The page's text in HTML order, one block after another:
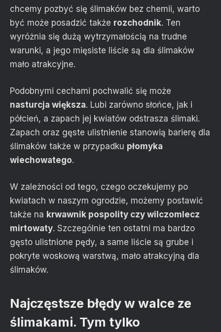
chcemy pozbyć się ślimaków bez chemii, warto
być może posadzić także rozchodnik. Ten
wyróżnia się dużą wytrzymałością na trudne
warunki, a jego mięsiste liście są dla ślimaków
mało atrakcyjne.
Podobnymi cechami pochwalić się może
nasturcja większa. Lubi zarówno słońce, jak i
półcień, a zapach jej kwiatów odstrasza ślimaki.
Zapach oraz gęste ulistnienie stanowią barierę dla
ślimaków także w przypadku płomyka
wiechowatego.
W zależności od tego, czego oczekujemy po
kwiatach w naszym ogrodzie, możemy postawić
także na krwawnik pospolity czy wilczomlecz
mirtowaty. Szczególnie ten ostatni ma bardzo
gęsto ulistnione pędy, a same liście są grube i
pokryte woskową warstwą, mało atrakcyjną dla
ślimaków.
Najczęstsze błędy w walce ze
ślimakami. Tym tylko